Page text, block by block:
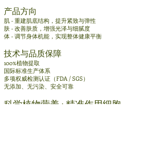
产品方向
肌 - 重建肌底结构，提升紧致与弹性
肤 - 改善肤质，增强光泽与细腻度
体 - 调节身体机能，实现整体健康平衡
技术与品质保障
100%植物提取
国际标准生产体系
多项权威检测认证（FDA / SGS）
无添加、无污染、安全可靠
科学植物营养 · 精准作用细胞